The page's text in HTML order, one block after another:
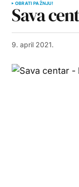
OBRATI PAŽNJU!
Sava
9. april 2021.